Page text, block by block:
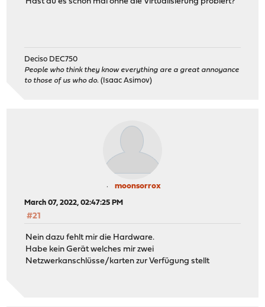
Deciso DEC750
People who think they know everything are a great annoyance
to those of us who do. (Isaac Asimov)
moonsorrox
March 07, 2022, 02:47:25 PM
#21
Nein dazu fehlt mir die Hardware.
Habe kein Gerät welches mir zwei
Netzwerkanschlüsse/karten zur Verfügung stellt